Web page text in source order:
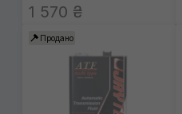
1 570 ₴
Продано